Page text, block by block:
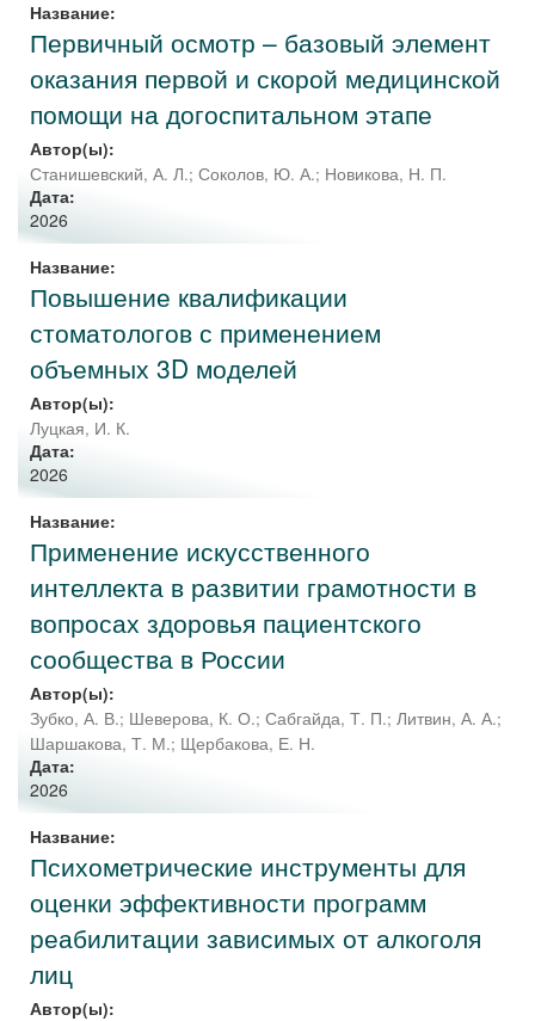
Название:
Первичный осмотр – базовый элемент
оказания первой и скорой медицинской
помощи на догоспитальном этапе
Автор(ы):
Станишевский, А. Л.; Соколов, Ю. А.; Новикова, Н. П.
Дата:
2026
Название:
Повышение квалификации
стоматологов с применением
объемных 3D моделей
Автор(ы):
Луцкая, И. К.
Дата:
2026
Название:
Применение искусственного
интеллекта в развитии грамотности в
вопросах здоровья пациентского
сообщества в России
Автор(ы):
Зубко, А. В.; Шеверова, К. О.; Сабгайда, Т. П.; Литвин, А. А.;
Шаршакова, Т. М.; Щербакова, Е. Н.
Дата:
2026
Название:
Психометрические инструменты для
оценки эффективности программ
реабилитации зависимых от алкоголя
лиц
Автор(ы):